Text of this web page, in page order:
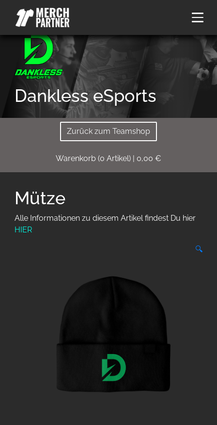
Dankless eSports
Zurück zum Teamshop
Warenkorb (0 Artikel) | 0,00 €
Mütze
Alle Informationen zu diesem Artikel findest Du hier
HIER
🔍